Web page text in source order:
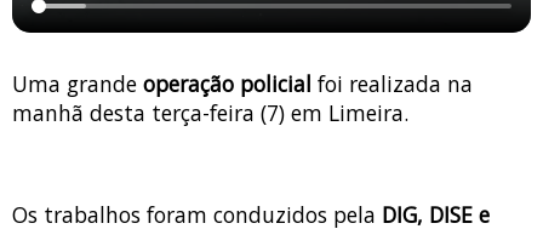
Uma grande operação policial foi realizada na
manhã desta terça-feira (7) em Limeira.
Os trabalhos foram conduzidos pela DIG, DISE e